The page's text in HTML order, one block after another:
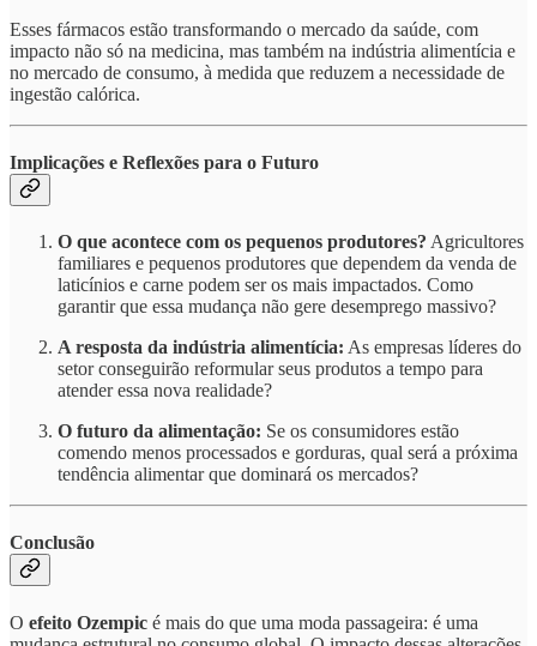
Esses fármacos estão transformando o mercado da saúde, com
impacto não só na medicina, mas também na indústria alimentícia e
no mercado de consumo, à medida que reduzem a necessidade de
ingestão calórica.
Implicações e Reflexões para o Futuro
O que acontece com os pequenos produtores? Agricultores
familiares e pequenos produtores que dependem da venda de
laticínios e carne podem ser os mais impactados. Como
garantir que essa mudança não gere desemprego massivo?
A resposta da indústria alimentícia: As empresas líderes do
setor conseguirão reformular seus produtos a tempo para
atender essa nova realidade?
O futuro da alimentação: Se os consumidores estão
comendo menos processados e gorduras, qual será a próxima
tendência alimentar que dominará os mercados?
Conclusão
O efeito Ozempic é mais do que uma moda passageira: é uma